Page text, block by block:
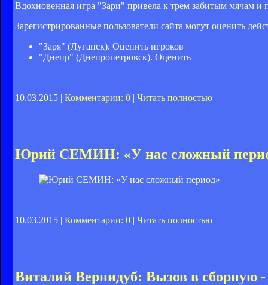
Вдохновенная игра "Зари" привела к трем забитым мячам и
Зарегистрированные пользователи сайта могут оценить
"Заря" (Луганск). Оценить игроков
"Днепр" (Днепропетровск). Оценить
10.03.2015 | Комментарии: 0 Читать полностью
Юрий СЕМИН: «У нас сложный
10.03.2015 | Комментарии: 0 | Читать полностью
Виталий Вернидуб: Вызов в сборную